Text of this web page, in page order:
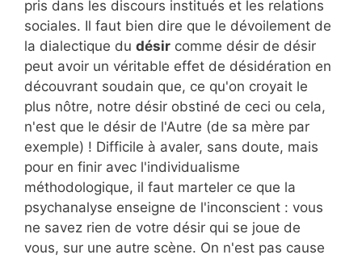
pris dans les discours institués et les relations
sociales. Il faut bien dire que le dévoilement de
la dialectique du désir comme désir de désir
peut avoir un véritable effet de désidération en
découvrant soudain que, ce qu'on croyait le
plus nôtre, notre désir obstiné de ceci ou cela,
n'est que le désir de l'Autre (de sa mère par
exemple) ! Difficile à avaler, sans doute, mais
pour en finir avec l'individualisme
méthodologique, il faut marteler ce que la
psychanalyse enseigne de l'inconscient : vous
ne savez rien de votre désir qui se joue de
vous, sur une autre scène. On n'est pas cause